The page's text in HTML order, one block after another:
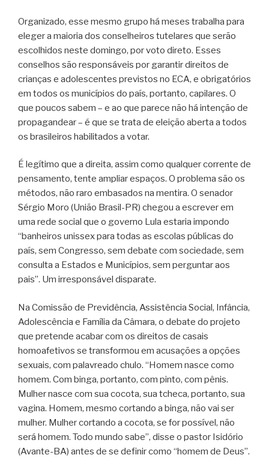
Organizado, esse mesmo grupo há meses trabalha para
eleger a maioria dos conselheiros tutelares que serão
escolhidos neste domingo, por voto direto. Esses
conselhos são responsáveis por garantir direitos de
crianças e adolescentes previstos no ECA, e obrigatórios
em todos os municípios do país, portanto, capilares. O
que poucos sabem – e ao que parece não há intenção de
propagandear – é que se trata de eleição aberta a todos
os brasileiros habilitados a votar.
É legítimo que a direita, assim como qualquer corrente de
pensamento, tente ampliar espaços. O problema são os
métodos, não raro embasados na mentira. O senador
Sérgio Moro (União Brasil-PR) chegou a escrever em
uma rede social que o governo Lula estaria impondo
“banheiros unissex para todas as escolas públicas do
país, sem Congresso, sem debate com sociedade, sem
consulta a Estados e Municípios, sem perguntar aos
pais”. Um irresponsável disparate.
Na Comissão de Previdência, Assistência Social, Infância,
Adolescência e Família da Câmara, o debate do projeto
que pretende acabar com os direitos de casais
homoafetivos se transformou em acusações a opções
sexuais, com palavreado chulo. “Homem nasce como
homem. Com binga, portanto, com pinto, com pênis.
Mulher nasce com sua cocota, sua tcheca, portanto, sua
vagina. Homem, mesmo cortando a binga, não vai ser
mulher. Mulher cortando a cocota, se for possível, não
será homem. Todo mundo sabe”, disse o pastor Isidório
(Avante-BA) antes de se definir como “homem de Deus”.